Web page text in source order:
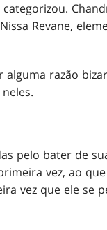
Revane,
alguma razão
pelo bater de
vez, ao
vez que ele se